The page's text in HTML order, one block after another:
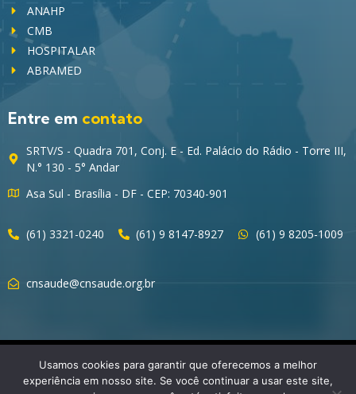
ANAHP
CMB
HOSPITALAR
ABRAMED
Entre em contato
SRTV/S - Quadra 701, Conj. E - Ed. Palácio do Rádio - Torre III,
N.° 130 - 5° Andar
Asa Sul - Brasília - DF - CEP: 70340-901
(61) 3321-0240 (61) 9 8147-8927 (61) 9 8205-1009
cnsaude@cnsaude.org.br
Usamos cookies para garantir que oferecemos a melhor
experiência em nosso site. Se você continuar a usar este site,